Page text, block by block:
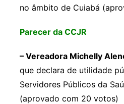
no âmbito de Cuiabá
Parecer da CCJR
– Vereadora Michelly
que declara de utilidade
Servidores Públicos da
(aprovado com 20 votos)